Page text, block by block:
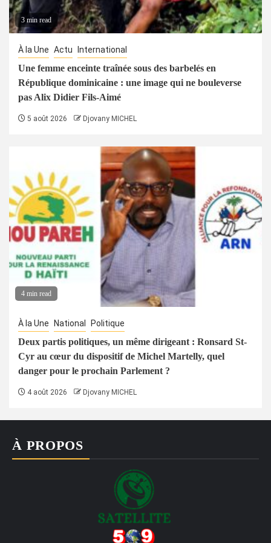
3 min read
À la Une Actu International
Une femme enceinte traînée sous des barbelés en
République dominicaine : une image qui ne bouleverse
pas Alix Didier Fils-Aimé
5 août 2026 Djovany MICHEL
4 min read
À la Une National Politique
Deux partis politiques, un même dirigeant : Ronsard St-
Cyr au cœur du dispositif de Michel Martelly, quel
danger pour le prochain Parlement ?
4 août 2026 Djovany MICHEL
À PROPOS